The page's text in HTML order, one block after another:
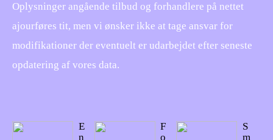
Oplysninger angående tilbud og forhandlere på nettet
ajourføres tit, men vi ønsker ikke at tage ansvar for
modifikationer der eventuelt er udarbejdet efter seneste
opdatering af vores data.
E
n
F
o
S
m